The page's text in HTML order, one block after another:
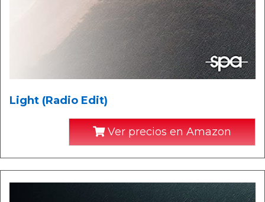
Light (Radio Edit)
Ver precios en Amazon